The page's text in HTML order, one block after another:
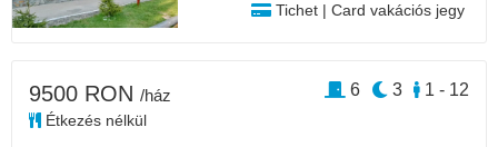
Tichet | Card vakációs jegy
9500 RON /ház
Étkezés nélkül
1 - 12
3
6